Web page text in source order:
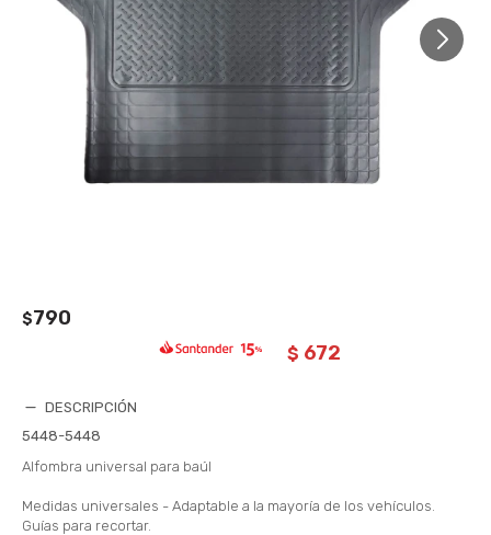
$790
$ 672
DESCRIPCIÓN
5448-5448
Alfombra universal para baúl
Medidas universales - Adaptable a la mayoría de los vehículos.
Guías para recortar.